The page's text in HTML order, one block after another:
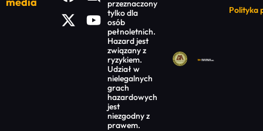
przeznaczony
tylko dla
osób
pełnoletnich.
Hazard jest
związany z
ryzykiem.
Udział w
nielegalnych
grach
hazardowych
jest
niezgodny z
prawem.
Polityka